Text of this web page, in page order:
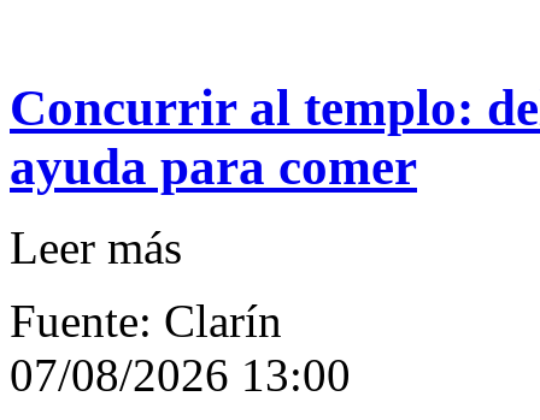
Concurrir al templo:
ayuda para comer
Leer más
Fuente: Clarín
07/08/2026 13:00